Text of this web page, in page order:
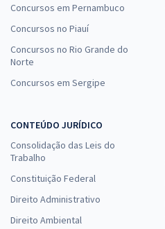
Concursos em Pernambuco
Concursos no Piauí
Concursos no Rio Grande do
Norte
Concursos em Sergipe
CONTEÚDO JURÍDICO
Consolidação das Leis do
Trabalho
Constituição Federal
Direito Administrativo
Direito Ambiental